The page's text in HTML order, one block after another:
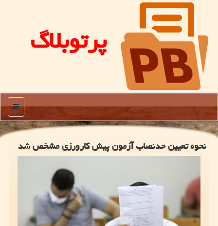
پرتوبلاگ
منو
نحوه تعیین حدنصاب آزمون پیش كارورزی مشخص شد